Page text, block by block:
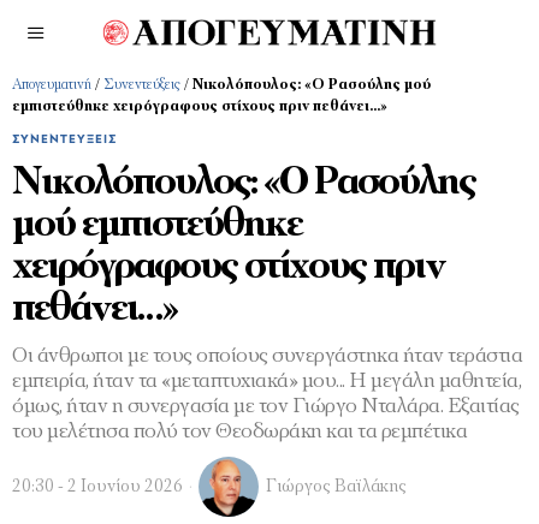
Απογευματινή / Συνεντεύξεις / Νικολόπουλος: «Ο Ρασούλης μού
εμπιστεύθηκε χειρόγραφους στίχους πριν πεθάνει…»
ΣΥΝΕΝΤΕΎΞΕΙΣ
Νικολόπουλος: «Ο Ρασούλης
μού εμπιστεύθηκε
χειρόγραφους στίχους πριν
πεθάνει…»
Οι άνθρωποι με τους οποίους συνεργάστηκα ήταν τεράστια
εμπειρία, ήταν τα «μεταπτυχιακά» μου... Η μεγάλη μαθητεία,
όμως, ήταν η συνεργασία με τον Γιώργο Νταλάρα. Εξαιτίας
του μελέτησα πολύ τον Θεοδωράκη και τα ρεμπέτικα
20:30 - 2 Ιουνίου 2026 Γιώργος Βαϊλάκης